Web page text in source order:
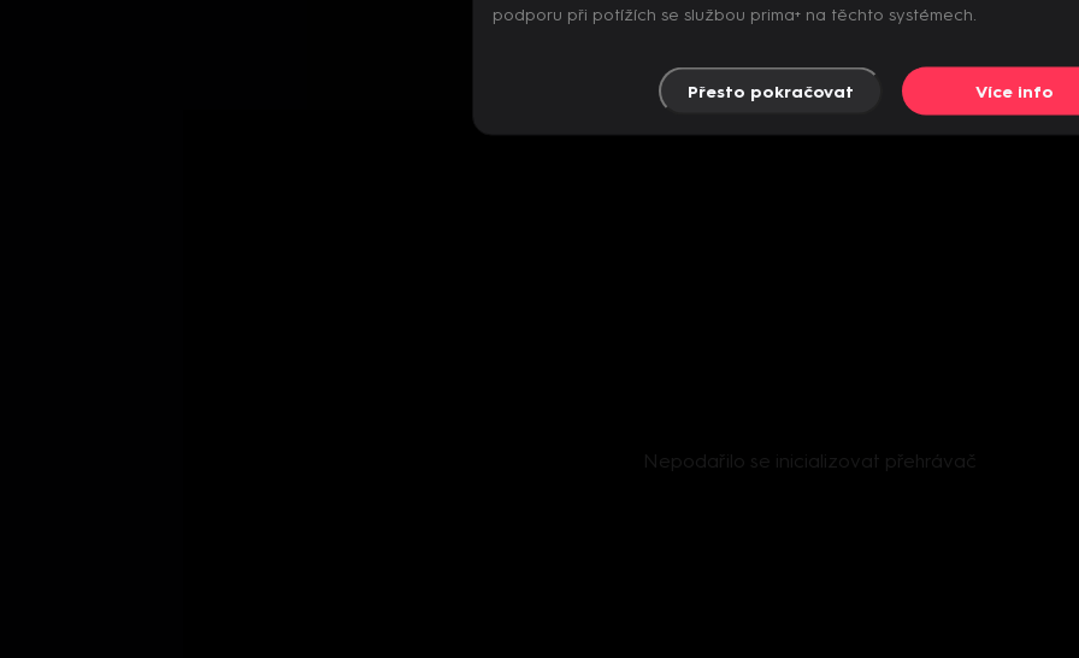
Nepodařilo se inicializovat přehrávač
podporu při potížích se službou prima+ na těchto systémech.
Přesto pokračovat Více info